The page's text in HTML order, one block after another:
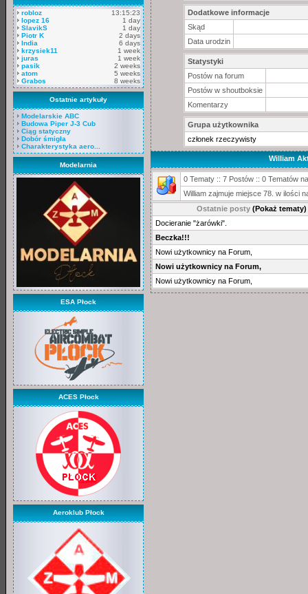
robloz
13:15:23
lopez 16
1 day
SlavikS
1 day
Piotr K
2 days
India
6 days
krzysiek11
1 week
juras
1 week
pasik
2 weeks
atom
5 weeks
Grabos
8 weeks
Ostatnie artykuły
Modelarskie ABC
Budowa Piper J-3 Cub
Ciąg statyczny
Dobór śmigła
Charakterystyka aero...
Modelarnia
ESA Płock
ACES Płock
Aeroklub Płock
Dodatkowe informacje
Skąd
Data urodzin
Statystyki
Postów na forum
Postów w shoutboksie
Komentarzy
Grupa użytkownika
członek rzeczywisty
William
0 Tematy :: 7 Postów :: 0 Tematów
William zajmuje miejsce 78. w ilości
Ostatnie posty (Pokaż tematy)
Docieranie "żarówki".
Beczka!!!
Nowi użytkownicy na Forum,
Nowi użytkownicy na Forum,
Nowi użytkownicy na Forum,